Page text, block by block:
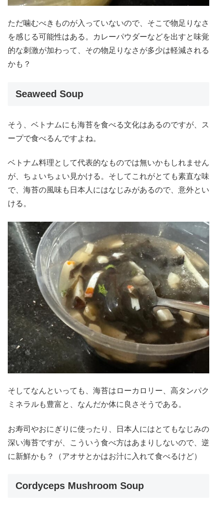
ただ噛むべきものが入っていないので、そこで物足りなさ
を感じる可能性はある。カレーパウダーなどを出すと味覚
的な刺激が加わって、その物足りなさが多少は軽減される
かも？
Seaweed Soup
そう、ベトナムにも海苔を食べる文化はあるのですが、ス
ープで食べるんですよね。
ベトナム料理として代表的なものでは無いかもしれません
が、ちょいちょい見かける。そしてこれがとても素直な味
で、海苔の風味も日本人にはなじみがあるので、意外とい
ける。
そしてなんといっても、海苔はローカロリー、高タンパク
ミネラルも豊富と、なんだか体に良さそうである。
お寿司やおにぎりに使ったり、日本人にはとてもなじみの
深い海苔ですが、こういう食べ方はあまりしないので、逆
に新鮮かも？（アオサとかはお汁に入れて食べるけど）
Cordyceps Mushroom Soup